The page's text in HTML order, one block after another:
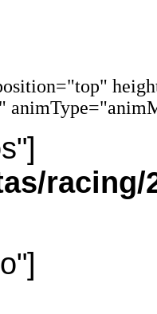
racing/